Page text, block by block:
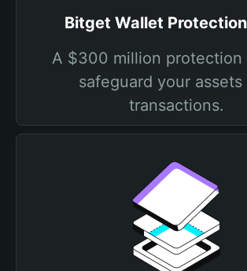
Bitget Wallet
A $300 million protection
safeguard your assets
transactions.